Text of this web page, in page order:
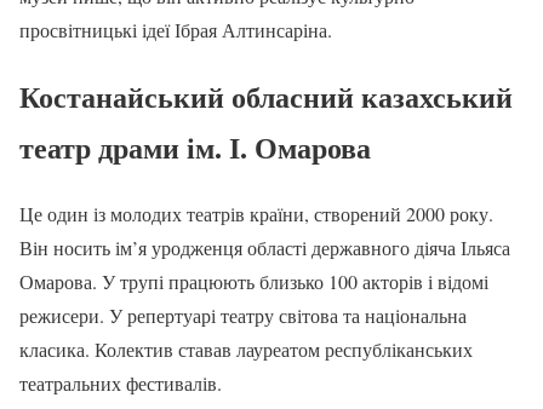
просвітницькі ідеї Ібрая Алтинсаріна.
Костанайський обласний казахський
театр драми ім. І. Омарова
Це один із молодих театрів країни, створений 2000 року.
Він носить ім’я уродженця області державного діяча Ільяса
Омарова. У трупі працюють близько 100 акторів і відомі
режисери. У репертуарі театру світова та національна
класика. Колектив ставав лауреатом республіканських
театральних фестивалів.